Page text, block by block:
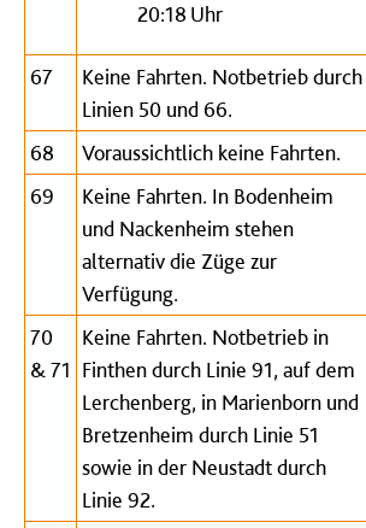
20:18 Uhr
67
Keine Fahrten. Notbetrieb durch
Linien 50 und 66.
68
Voraussichtlich keine Fahrten.
69
Keine Fahrten. In Bodenheim
und Nackenheim stehen
alternativ die Züge zur
Verfügung.
70
& 71
Keine Fahrten. Notbetrieb in
Finthen durch Linie 91, auf dem
Lerchenberg, in Marienborn und
Bretzenheim durch Linie 51
sowie in der Neustadt durch
Linie 92.